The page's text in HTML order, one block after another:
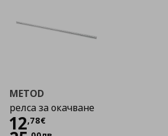
METOD
релса за окачване
12,78€
Цена